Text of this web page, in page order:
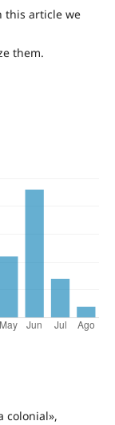
this article we
them.
colonial»,